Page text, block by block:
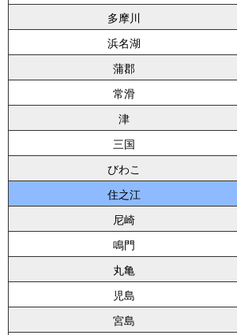
多摩川
浜名湖
蒲郡
常滑
津
三国
びわこ
住之江
尼崎
鳴門
丸亀
児島
宮島